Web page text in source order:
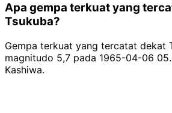
Apa gempa terkuat yang
Tsukuba?
Gempa terkuat yang tercatat dekat
magnitudo 5,7 pada 1965-04-06
Kashiwa.